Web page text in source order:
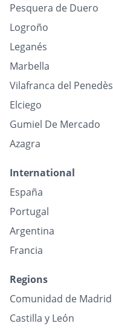
Pesquera de Duero
Logroño
Leganés
Marbella
Vilafranca del Penedès
Elciego
Gumiel De Mercado
Azagra
International
España
Portugal
Argentina
Francia
Regions
Comunidad de Madrid
Castilla y León